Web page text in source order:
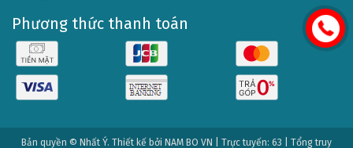
Phương thức thanh toán
Bản quyền © Nhất Ý. Thiết kế bởi NAM BO VN | Trực tuyến: 63 | Tổng truy